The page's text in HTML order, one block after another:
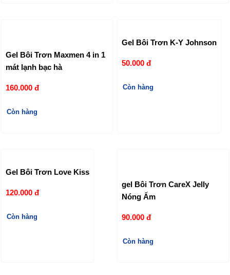
Gel Bôi Trơn Maxmen 4 in 1
mát lạnh bạc hà
160.000 đ
Còn hàng
Gel Bôi Trơn K-Y Johnson
50.000 đ
Còn hàng
Gel Bôi Trơn Love Kiss
120.000 đ
Còn hàng
gel Bôi Trơn CareX Jelly
Nóng Ấm
90.000 đ
Còn hàng